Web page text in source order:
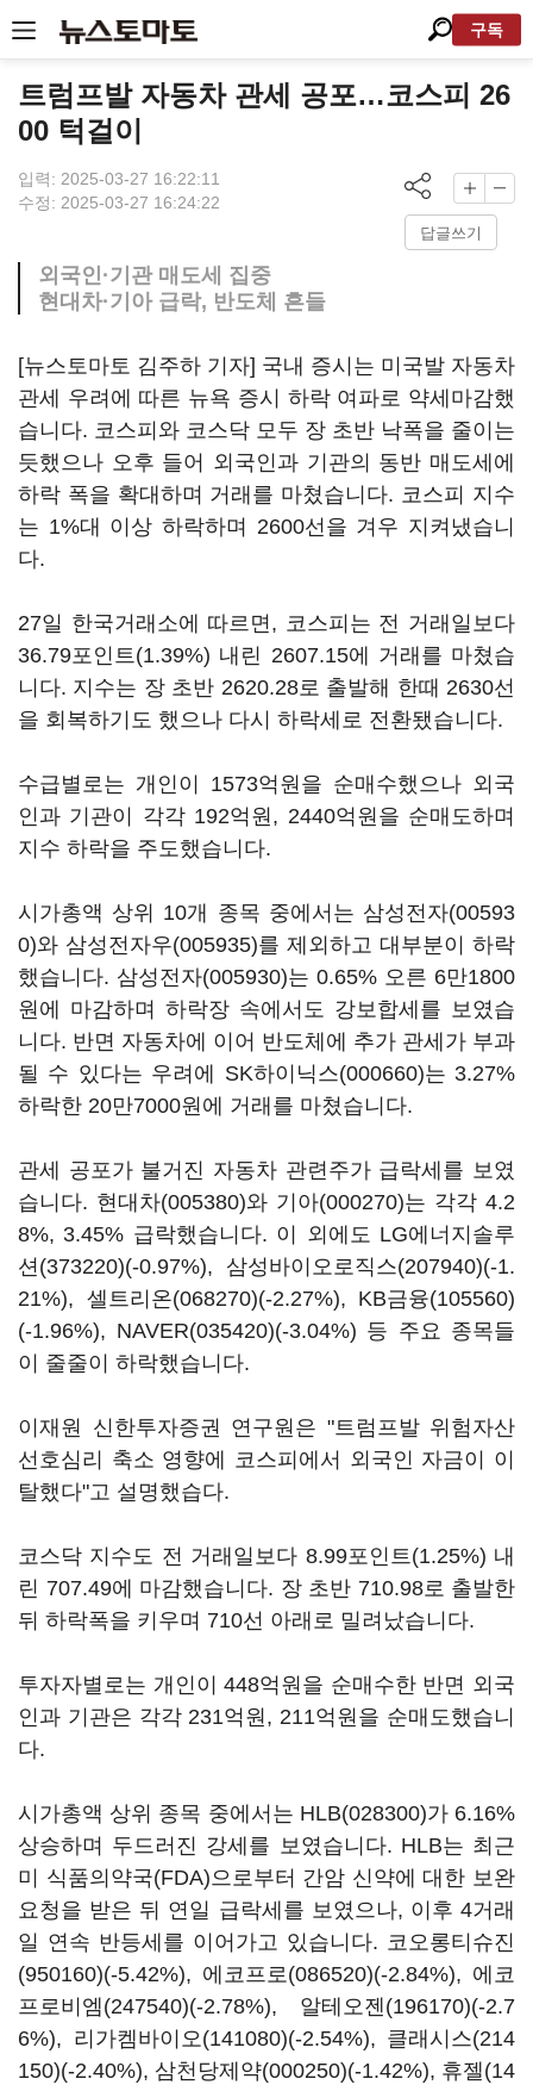
구독
트럼프발 자동차 관세 공포…코스피 26
00 턱걸이
입력: 2025-03-27 16:22:11
수정: 2025-03-27 16:24:22
답글쓰기
외국인·기관 매도세 집중
현대차·기아 급락, 반도체 흔들
[뉴스토마토 김주하 기자] 국내 증시는 미국발 자동차
관세 우려에 따른 뉴욕 증시 하락 여파로 약세마감했
습니다. 코스피와 코스닥 모두 장 초반 낙폭을 줄이는
듯했으나 오후 들어 외국인과 기관의 동반 매도세에
하락 폭을 확대하며 거래를 마쳤습니다. 코스피 지수
는 1%대 이상 하락하며 2600선을 겨우 지켜냈습니
다.
27일 한국거래소에 따르면, 코스피는 전 거래일보다
36.79포인트(1.39%) 내린 2607.15에 거래를 마쳤습
니다. 지수는 장 초반 2620.28로 출발해 한때 2630선
을 회복하기도 했으나 다시 하락세로 전환됐습니다.
수급별로는 개인이 1573억원을 순매수했으나 외국
인과 기관이 각각 192억원, 2440억원을 순매도하며
지수 하락을 주도했습니다.
시가총액 상위 10개 종목 중에서는 삼성전자(00593
0)와 삼성전자우(005935)를 제외하고 대부분이 하락
했습니다. 삼성전자(005930)는 0.65% 오른 6만1800
원에 마감하며 하락장 속에서도 강보합세를 보였습
니다. 반면 자동차에 이어 반도체에 추가 관세가 부과
될 수 있다는 우려에 SK하이닉스(000660)는 3.27%
하락한 20만7000원에 거래를 마쳤습니다.
관세 공포가 불거진 자동차 관련주가 급락세를 보였
습니다. 현대차(005380)와 기아(000270)는 각각 4.2
8%, 3.45% 급락했습니다. 이 외에도 LG에너지솔루
션(373220)(-0.97%), 삼성바이오로직스(207940)(-1.
21%), 셀트리온(068270)(-2.27%), KB금융(105560)
(-1.96%), NAVER(035420)(-3.04%) 등 주요 종목들
이 줄줄이 하락했습니다.
이재원 신한투자증권 연구원은 "트럼프발 위험자산
선호심리 축소 영향에 코스피에서 외국인 자금이 이
탈했다"고 설명했습다.
코스닥 지수도 전 거래일보다 8.99포인트(1.25%) 내
린 707.49에 마감했습니다. 장 초반 710.98로 출발한
뒤 하락폭을 키우며 710선 아래로 밀려났습니다.
투자자별로는 개인이 448억원을 순매수한 반면 외국
인과 기관은 각각 231억원, 211억원을 순매도했습니
다.
시가총액 상위 종목 중에서는 HLB(028300)가 6.16%
상승하며 두드러진 강세를 보였습니다. HLB는 최근
미 식품의약국(FDA)으로부터 간암 신약에 대한 보완
요청을 받은 뒤 연일 급락세를 보였으나, 이후 4거래
일 연속 반등세를 이어가고 있습니다. 코오롱티슈진
(950160)(-5.42%), 에코프로(086520)(-2.84%), 에코
프로비엠(247540)(-2.78%), 알테오젠(196170)(-2.7
6%), 리가켐바이오(141080)(-2.54%), 클래시스(214
150)(-2.40%), 삼천당제약(000250)(-1.42%), 휴젤(14